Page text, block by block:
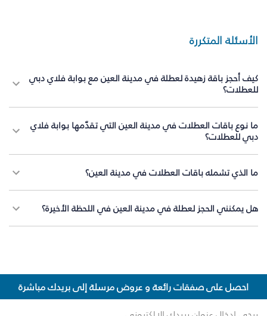
الأسئلة المتكررة
كيف أحجز باقة زهيدة لعطلة في مدينة العين مع بوابة فلاي دبي
للعطلات؟
ما نوع باقات العطلات في مدينة العين التي تقدّمها بوابة فلاي
دبي للعطلات؟
ما الذي تشمله باقات العطلات في مدينة العين؟
هل يمكنني الحجز لعطلة في مدينة العين في اللحظة الأخيرة؟
احصل على صفقات رائعة و عروض مرسلة إلى بريدك مباشرة